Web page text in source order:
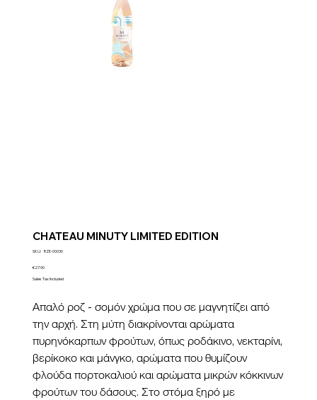
CHATEAU MINUTY LIMITED EDITION
SKU: SKU
00030
RZE-00030
Price
€27.90
Sales Tax Included
Απαλό ροζ - σομόν χρώμα που σε μαγνητίζει από
την αρχή. Στη μύτη διακρίνονται αρώματα
πυρηνόκαρπων φρούτων, όπως ροδάκινο, νεκταρίνι,
βερίκοκο και μάνγκο, αρώματα που θυμίζουν
φλούδα πορτοκαλιού και αρώματα μικρών κόκκινων
φρούτων του δάσους. Στο στόμα ξηρό με